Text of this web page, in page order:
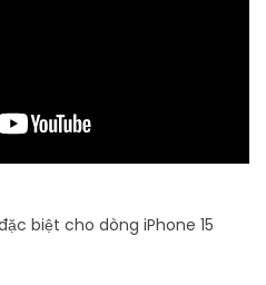
biệt cho dòng iPhone 15